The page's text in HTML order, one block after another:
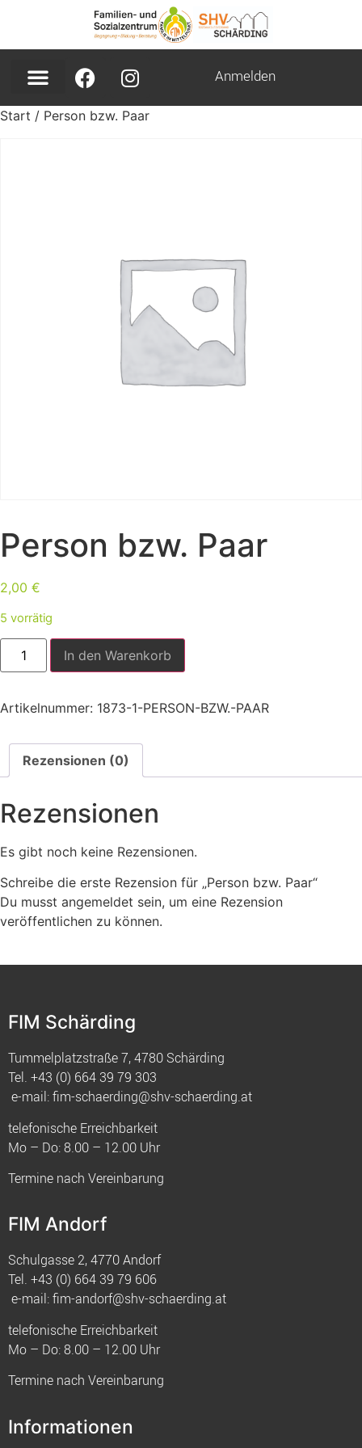
Anmelden
Start / Person bzw. Paar
Person bzw. Paar
2,00 €
5 vorrätig
In den Warenkorb
Artikelnummer: 1873-1-PERSON-BZW.-PAAR
Rezensionen (0)
Rezensionen
Es gibt noch keine Rezensionen.
Schreibe die erste Rezension für „Person bzw. Paar“
Du musst angemeldet sein, um eine Rezension
veröffentlichen zu können.
FIM Schärding
Tummelplatzstraße 7, 4780 Schärding
Tel. +43 (0) 664 39 79 303
e-mail:fim-schaerding@shv-schaerding.at
telefonische Erreichbarkeit
Mo – Do: 8.00 – 12.00 Uhr
Termine nach Vereinbarung
FIM Andorf
Schulgasse 2, 4770 Andorf
Tel. +43 (0) 664 39 79 606
e-mail:fim-andorf@shv-schaerding.at
telefonische Erreichbarkeit
Mo – Do: 8.00 – 12.00 Uhr
Termine nach Vereinbarung
Informationen